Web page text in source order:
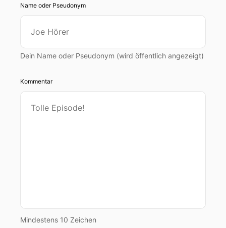
Name oder Pseudonym
Dein Name oder Pseudonym (wird öffentlich angezeigt)
Kommentar
Mindestens 10 Zeichen